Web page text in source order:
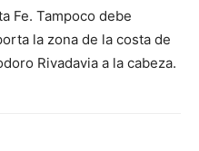
Fe. Tampoco debe
la zona de la costa de
Rivadavia a la cabeza.